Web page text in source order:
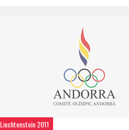
Liechtenstein 2011